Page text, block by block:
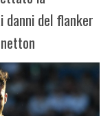
danni del flanker